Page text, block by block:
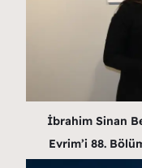
İbrahim Sinan
Evrim’i 88.